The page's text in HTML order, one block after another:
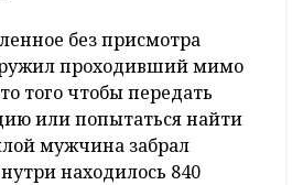
без присмотра
проходивший мимо
того чтобы передать
или попытаться найти
мужчина забрал
находилось 840